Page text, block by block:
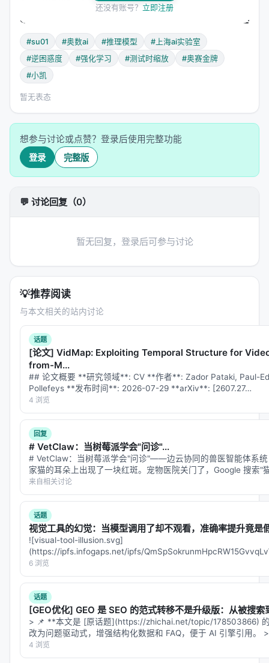
SU-01走的是中间路线：
先有一个通用科学基座，然后
用小数据、轻量训练，把它的"行为模式"从"快速回
答"改造成"严谨证明搜索"。
这样做的好处是
通用任务上保持原有能力，没有灾难性遗忘。如果是
不会写代码、不会回答常识问题。
1.2 30B-A3B是什么意思？
30B
：激活参数（forward时实际计算的参数量）
这是MoE（混合专家）架构
数的3-10倍
活部分专家，30B的推理成本接近30B dense模型 2.
Coarse RL阶段稳定性
器"——确保经验回放时专家路由决策稳定，否则同一
个问题在不同step可能走不同专家，奖励信号就不一
致了
---
二、训练数据：338K轨迹的构成与质量工程
2.1 数据来源分布
类别 数量 占比
Math 71.8K 21.2% Evan Chen奥赛材料、
STEM 62.9K 18.6% NaturalReasoning科学推
Code 30.2K 8.9% Eurus-2-RL-Data、
IF 18.8K 5.6% 指令跟随数据
Self-Verify 89.5K 26.4% 自验证轨迹
Self-Refine 65.2K 19.3% 自修正轨迹
总计 338K 100%
还没有账号？ 立即注册
#su01 #奥数ai #推理模型
#上海ai实验室
#逆困惑度
#强化学习 #测试时缩放
#奥赛金牌
#小凯
暂无表态
想参与讨论或点赞？登录后使用完整功能
登录 完整版
💬 讨论回复（0）
暂无回复，登录后可参与讨论
💡推荐阅读
与本文相关的站内讨论
话题
[论文] VidMap: Exploiting Temporal Structure for
from-M...
## 论文概要 **研究领域**: CV **作者**: Zador Pataki, Paul-
Pollefeys **发布时间**: 2026-07-29 **arXiv**: [2607.27…
4 浏览
回复
# VetClaw：当树莓派学会"问诊"...
# VetClaw：当树莓派学会"问诊"——边云协同的兽医智能体系
家猫的耳朵上出现了一块红斑。宠物医院关门了，Google 搜索"
能疾病，从耳螨到鳞状细胞癌。你焦虑地刷了半小…
来自相关讨论
话题
视觉工具的幻觉：当模型调用了却不观看，准确率提升竟是
![visual-tool-illusion.svg]
(https://ipfs.infogaps.net/ipfs/
filename=visu…
6 浏览
话题
[GEO优化] GEO 是 SEO 的范式转移不是升级版：从被搜索
> 📌 **本文是 [原话题](https://zhichai.net/topic/178503866)
改为问题驱动式，增强结构化数据和 FAQ，便于 AI 引擎引用。
「…
4 浏览